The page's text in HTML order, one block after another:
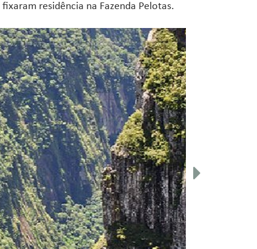
residência na Fazenda Pelotas.